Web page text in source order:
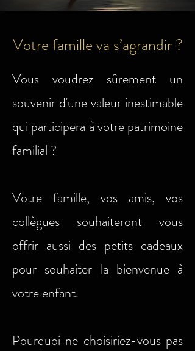
Votre famille va s’agrandir ?
Vous voudrez sûrement un
souvenir d'une valeur inestimable
qui participera à votre patrimoine
familial ?
Votre famille, vos amis, vos
collègues souhaiteront vous
offrir aussi des petits cadeaux
pour souhaiter la bienvenue à
votre enfant.
Pourquoi ne choisiriez-vous pas